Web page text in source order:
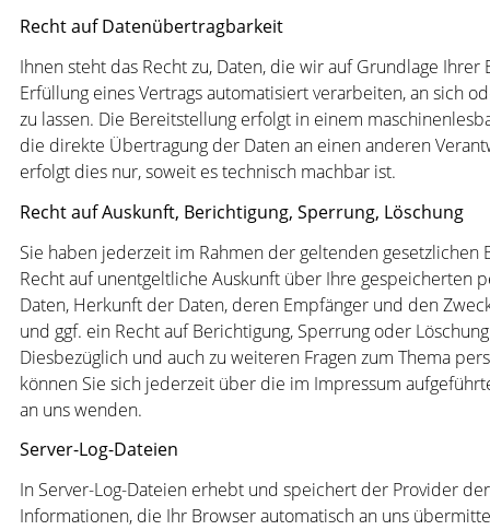
Recht auf Datenübertragbarkeit
Ihnen steht das Recht zu, Daten, die wir auf Grundlage
Erfüllung eines Vertrags automatisiert verarbeiten, an sich
zu lassen. Die Bereitstellung erfolgt in einem
die direkte Übertragung der Daten an einen anderen
erfolgt dies nur, soweit es technisch machbar ist.
Recht auf Auskunft, Berichtigung, Sperrung, Löschung
Sie haben jederzeit im Rahmen der geltenden gesetzlichen
Recht auf unentgeltliche Auskunft über Ihre gespeicherten
Daten, Herkunft der Daten, deren Empfänger und den
und ggf. ein Recht auf Berichtigung, Sperrung oder
Diesbezüglich und auch zu weiteren Fragen zum Thema
können Sie sich jederzeit über die im Impressum
an uns wenden.
Server-Log-Dateien
In Server-Log-Dateien erhebt und speichert der Provider
Informationen, die Ihr Browser automatisch an uns